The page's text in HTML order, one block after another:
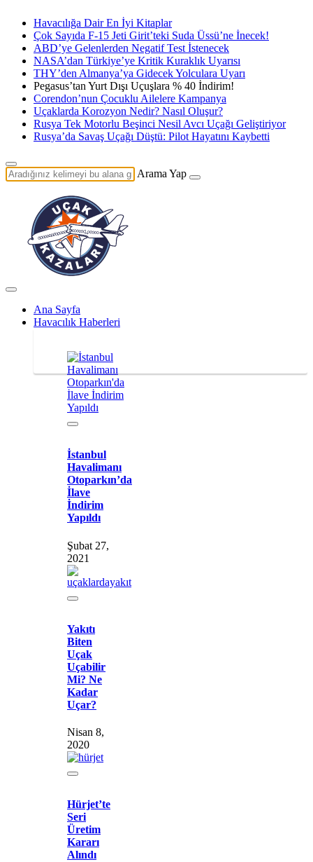
Havacılığa Dair En İyi Kitaplar
Çok Sayıda F-15 Jeti Girit’teki Suda Üssü’ne İnecek!
ABD’ye Gelenlerden Negatif Test İstenecek
NASA’dan Türkiye’ye Kritik Kuraklık Uyarısı
THY’den Almanya’ya Gidecek Yolculara Uyarı
Pegasus’tan Yurt Dışı Uçuşlara % 40 İndirim!
Corendon’nun Çocuklu Ailelere Kampanya
Uçaklarda Korozyon Nedir? Nasıl Oluşur?
Rusya Tek Motorlu Beşinci Nesil Avcı Uçağı Geliştiriyor
Rusya’da Savaş Uçağı Düştü: Pilot Hayatını Kaybetti
Arama Yap
Ana Sayfa
Havacılık Haberleri
İstanbul
Havalimanı
Otoparkın’da
İlave
İndirim
Yapıldı
Şubat 27,
2021
Yakıtı
Biten
Uçak
Uçabilir
Mi? Ne
Kadar
Uçar?
Nisan 8,
2020
Hürjet’te
Seri
Üretim
Kararı
Alındı